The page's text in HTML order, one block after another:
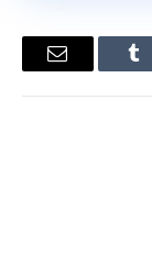
Tumblr
البريد